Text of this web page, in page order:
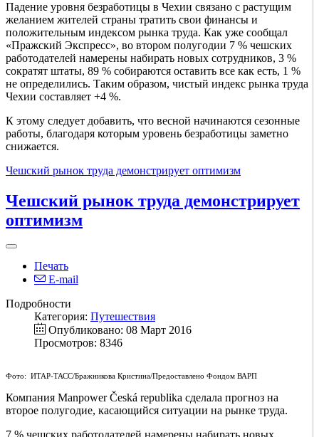
Падение уровня безработицы в Чехии связано с растущим
желанием жителей страны тратить свои финансы и
положительным индексом рынка труда. Как уже сообщал
«Пражский Экспресс», во втором полугодии 7 % чешских
работодателей намерены набирать новых сотрудников, 3 %
сократят штаты, 89 % собираются оставить все как есть, 1 %
не определились. Таким образом, чистый индекс рынка труда
Чехии составляет +4 %.
К этому следует добавить, что весной начинаются сезонные
работы, благодаря которым уровень безработицы заметно
снижается.
Чешский рынок труда демонстрирует оптимизм
Чешский рынок труда демонстрирует
оптимизм
Печать
E-mail
Подробности
Категория: Путешествия
Опубликовано: 08 Март 2016
Просмотров: 8346
Фото: ИТАР-ТАСС/Бражникова Кристина/Предоставлено Фондом ВАРП
Компания Manpower Česká republika сделала прогноз на
второе полугодие, касающийся ситуации на рынке труда.
7 % чешских работодателей намерены набирать новых